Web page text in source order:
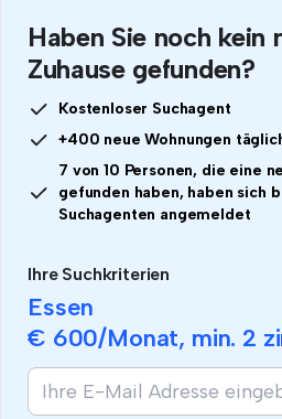
Haben Sie noch kein
Zuhause gefunden?
Kostenloser Suchagent
+400 neue Wohnungen
7 von 10 Personen, die eine
gefunden haben, haben sich
Suchagenten angemeldet
Ihre Suchkriterien
Essen
€ 600/Monat, min. 2